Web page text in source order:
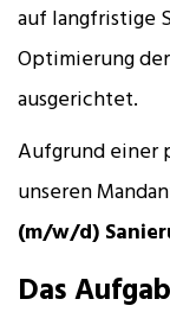
auf langfristige
Optimierung
ausgerichtet.
Aufgrund einer
unseren
(m/w/d)
Das